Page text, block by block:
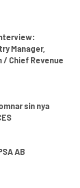
Manager,
/ Chief Revenue
sin nya
AB